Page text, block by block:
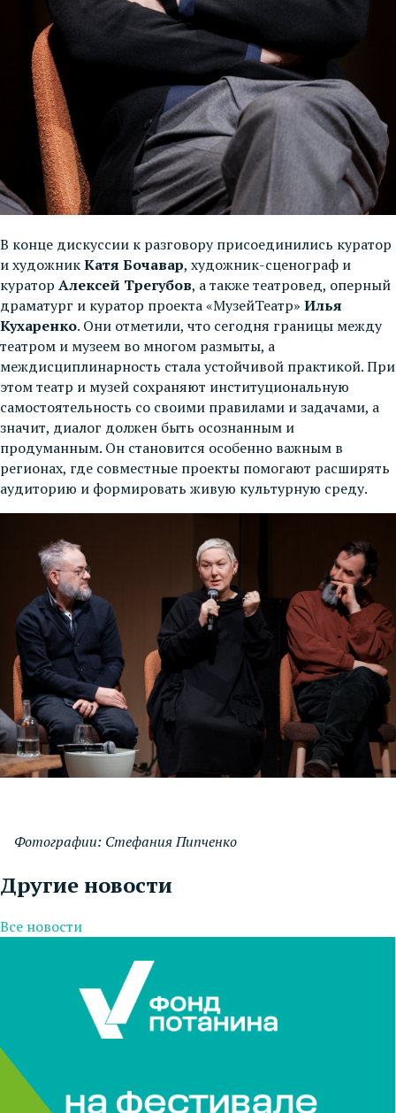
В конце дискуссии к разговору присоединились куратор
и художникКатя Бочавар, художник-сценограф и
куратор Алексей Трегубов, а также театровед, оперный
драматург и куратор проекта «МузейТеатр» Илья
Кухаренко. Они отметили, что сегодня границы между
театром и музеем во многом размыты, а
междисциплинарность стала устойчивой практикой. При
этом театр и музей сохраняют институциональную
самостоятельность со своими правилами и задачами, а
значит, диалог должен быть осознанным и
продуманным. Он становится особенно важным в
регионах, где совместные проекты помогают расширять
аудиторию и формировать живую культурную среду.
Фотографии: Стефания Пипченко
Другие новости
Все новости